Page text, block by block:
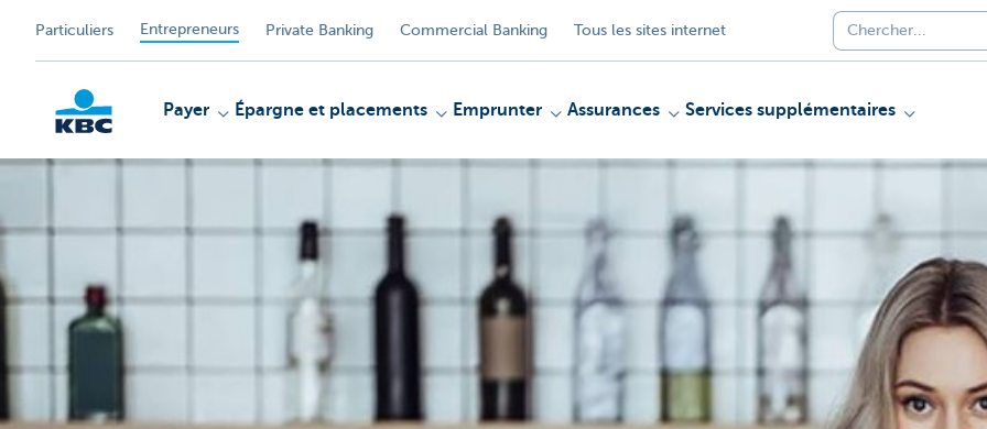
Particuliers Entrepreneurs Private Banking Commercial Banking Tous les sites internet
KBC
Payer Épargne et placements Emprunter Assurances Services supplémentaires